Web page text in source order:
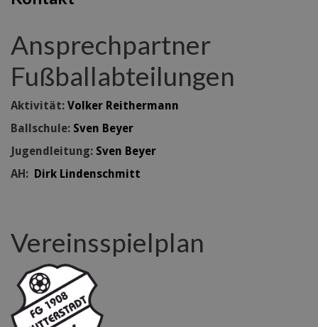
Ansprechpartner
Fußballabteilungen
Aktivität: Volker Reithermann
Ballschule: Sven Beyer
Jugendleitung: Sven Beyer
AH: Dirk Lindenschmitt
Vereinsspielplan